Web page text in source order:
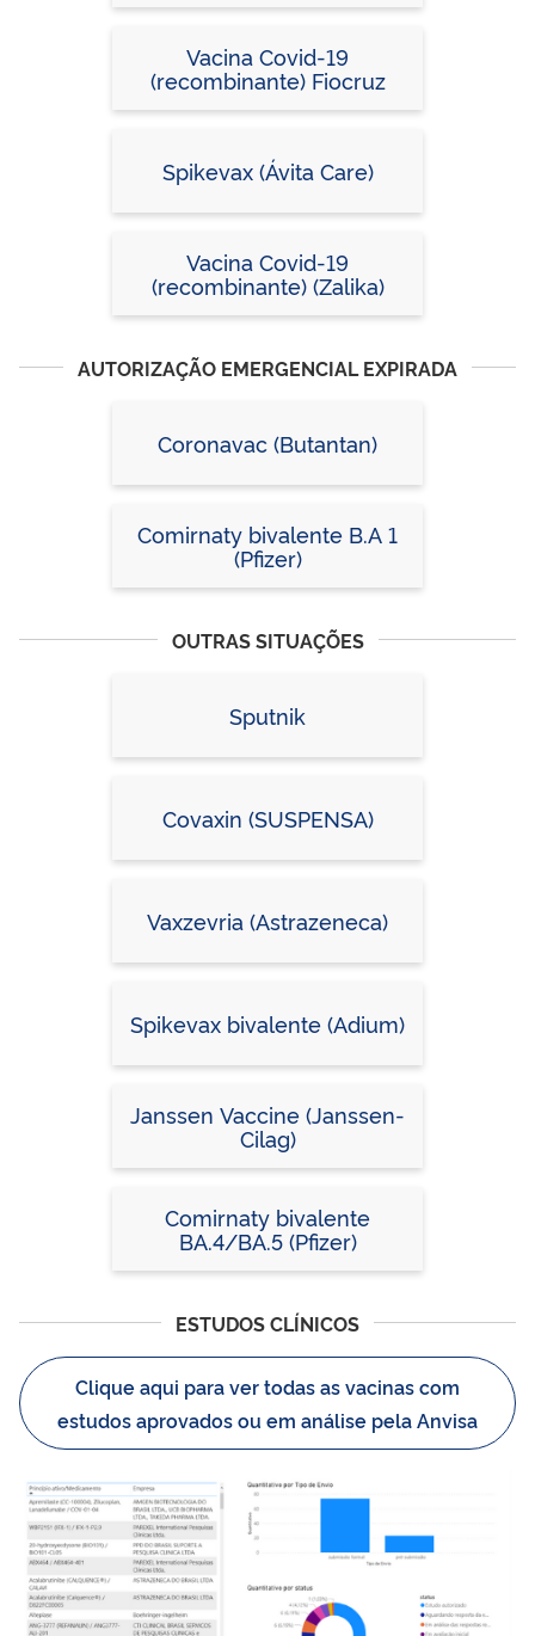
Vacina Covid-19
(recombinante) Fiocruz
Spikevax (Ávita Care)
Vacina Covid-19
(recombinante) (Zalika)
AUTORIZAÇÃO EMERGENCIAL EXPIRADA
Coronavac (Butantan)
Comirnaty bivalente B.A 1
(Pfizer)
OUTRAS SITUAÇÕES
Sputnik
Covaxin (SUSPENSA)
Vaxzevria (Astrazeneca)
Spikevax bivalente (Adium)
Janssen Vaccine (Janssen-
Cilag)
Comirnaty bivalente
BA.4/BA.5 (Pfizer)
ESTUDOS CLÍNICOS
Clique aqui para ver todas as vacinas com
estudos aprovados ou em análise pela Anvisa